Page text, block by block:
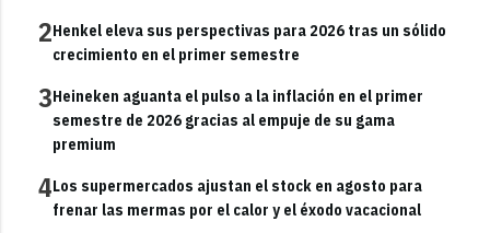
2Henkel eleva sus perspectivas para 2026 tras un sólido
crecimiento en el primer semestre
3Heineken aguanta el pulso a la inflación en el primer
semestre de 2026 gracias al empuje de su gama
premium
4Los supermercados ajustan el stock en agosto para
frenar las mermas por el calor y el éxodo vacacional